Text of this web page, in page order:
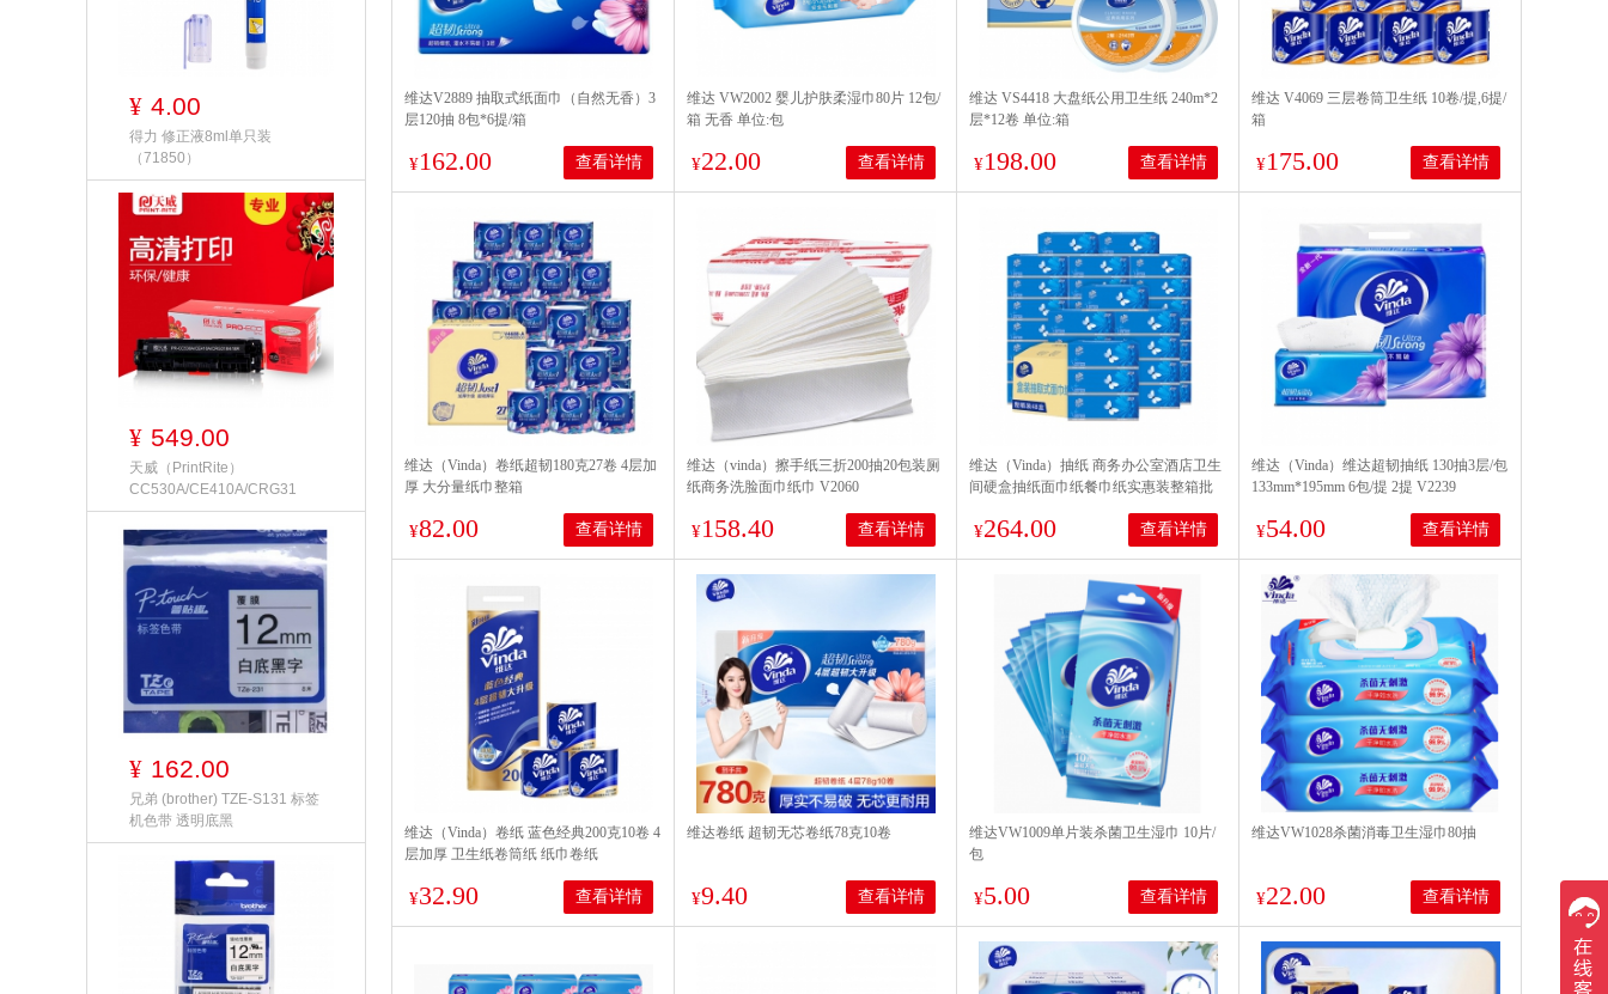
¥ 4.00
得力 修正液8ml单只装
（71850）
¥ 549.00
天威（PrintRite）
CC530A/CE410A/CRG31
¥ 162.00
兄弟 (brother) TZE-S131 标签
机色带 透明底黑
维达V2889 抽取式纸面巾（自然无香）3
层120抽 8包*6提/箱
¥162.00 查看详情
维达 VW2002 婴儿护肤柔湿巾80片 12包/
箱 无香 单位:包
¥22.00 查看详情
维达 VS4418 大盘纸公用卫生纸 240m*2
层*12卷 单位:箱
¥198.00 查看详情
维达 V4069 三层卷筒卫生纸 10卷/提,6提/
箱
¥175.00 查看详情
维达（Vinda）卷纸超韧180克27卷 4层加
厚 大分量纸巾整箱
¥82.00 查看详情
维达（vinda）擦手纸三折200抽20包装厕
纸商务洗脸面巾纸巾 V2060
¥158.40 查看详情
维达（Vinda）抽纸 商务办公室酒店卫生
间硬盒抽纸面巾纸餐巾纸实惠装整箱批
¥264.00 查看详情
维达（Vinda）维达超韧抽纸 130抽3层/包
133mm*195mm 6包/提 2提 V2239
¥54.00 查看详情
维达（Vinda）卷纸 蓝色经典200克10卷 4
层加厚 卫生纸卷筒纸 纸巾卷纸
¥32.90 查看详情
维达卷纸 超韧无芯卷纸78克10卷
¥9.40 查看详情
维达VW1009单片装杀菌卫生湿巾 10片/
包
¥5.00 查看详情
维达VW1028杀菌消毒卫生湿巾80抽
¥22.00 查看详情